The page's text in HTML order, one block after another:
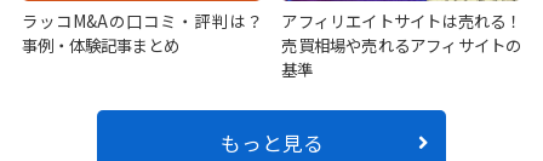
ラッコM&Aの口コミ・評判は？
事例・体験記事まとめ
アフィリエイトサイトは売れる！
売買相場や売れるアフィサイトの
基準
もっと見る